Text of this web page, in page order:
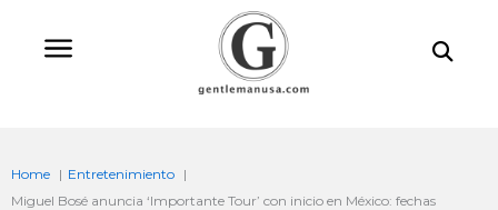
Home
Entretenimiento
Miguel Bosé anuncia ‘Importante Tour’ con inicio en México: fechas